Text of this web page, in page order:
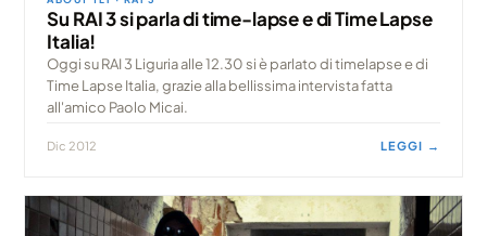
Su RAI 3 si parla di time-lapse e di Time Lapse
Italia!
Oggi su RAI 3 Liguria alle 12.30 si è parlato di timelapse e di
Time Lapse Italia, grazie alla bellissima intervista fatta
all'amico Paolo Micai.
Dic 2012 LEGGI →